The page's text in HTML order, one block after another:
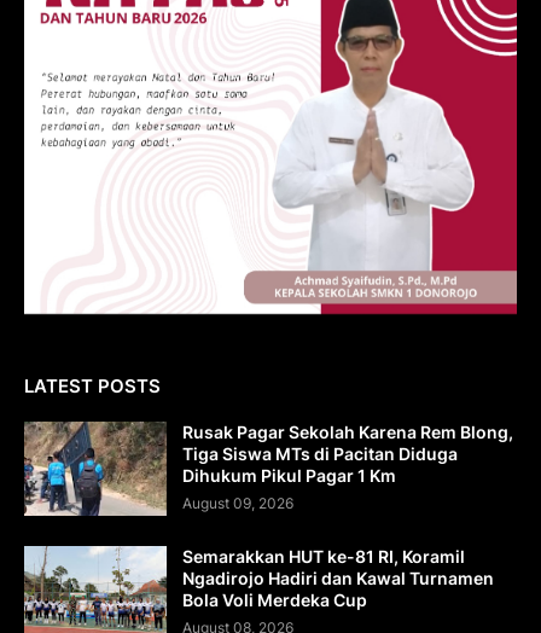
LATEST POSTS
Rusak Pagar Sekolah Karena Rem Blong,
Tiga Siswa MTs di Pacitan Diduga
Dihukum Pikul Pagar 1 Km
August 09, 2026
Semarakkan HUT ke-81 RI, Koramil
Ngadirojo Hadiri dan Kawal Turnamen
Bola Voli Merdeka Cup
August 08, 2026